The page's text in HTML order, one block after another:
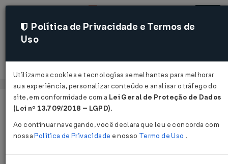
Acessar
Página Inicial Legislações
Portaria PGFN Nº 14402 DE
Política de Privacidade e Termos de
Uso
Utilizamos cookies e tecnologias semelhantes para melhorar
sua experiência, personalizar conteúdo e analisar o tráfego do
site, em conformidade com a Lei Geral de Proteção de Dados
(Lei nº 13.709/2018 – LGPD).
Ao continuar navegando, você declara que leu e concorda com
nossaPolítica de Privacidade e nosso Termo de Uso .